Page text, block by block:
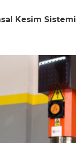
Kesim Sistemi